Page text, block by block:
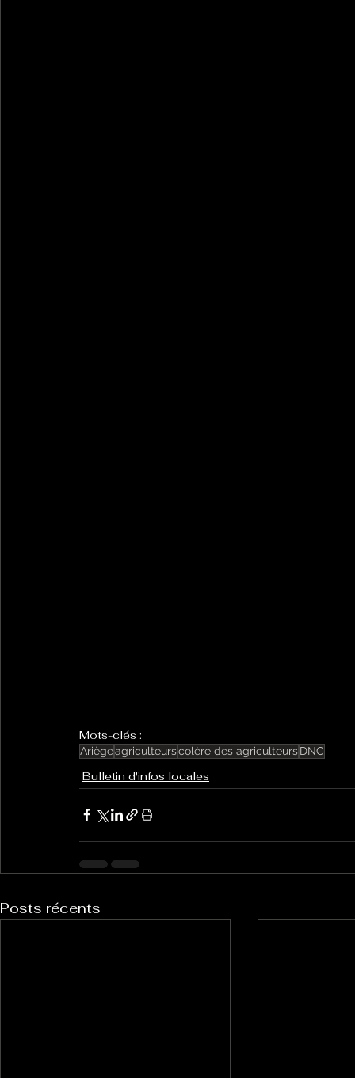
Mots-clés :
Ariègeagriculteurscolère des agriculteursDNC
Bulletin d'infos locales
Posts récents